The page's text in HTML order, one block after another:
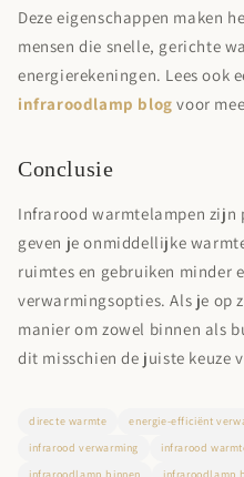
Deze eigenschappen maken
mensen die snelle, gerichte
energierekeningen. Lees ook
infraroodlamp blog voor
Conclusie
Infrarood warmtelampen zijn
geven je onmiddellijke
ruimtes en gebruiken minder
verwarmingsopties. Als je op
manier om zowel binnen als
dit misschien de juiste keuze
directe warmte energie-efficiënt
infrarood verwarming
infrarood